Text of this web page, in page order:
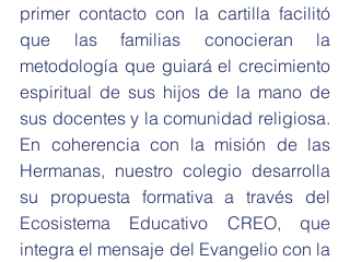
primer contacto con la cartilla facilitó
que las familias conocieran la
metodología que guiará el crecimiento
espiritual de sus hijos de la mano de
sus docentes y la comunidad religiosa.
En coherencia con la misión de las
Hermanas, nuestro colegio desarrolla
su propuesta formativa a través del
Ecosistema Educativo CREO, que
integra el mensaje del Evangelio con la